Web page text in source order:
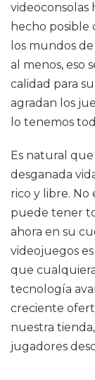
videoconsolas
hecho posible
los mundos
al menos, eso
calidad para
agradan los
lo tenemos
Es natural
desganada
rico y libre. No
puede tener
ahora en su
videojuegos
que
tecnología
creciente
nuestra
jugadores